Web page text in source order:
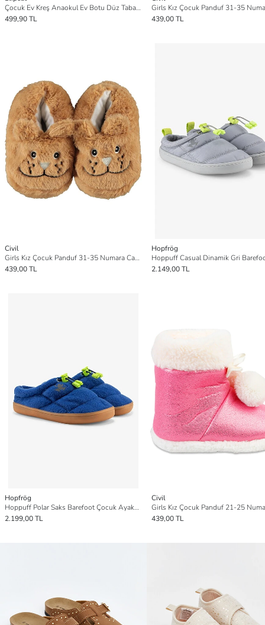
Çocuk Ev Kreş Anaokul Ev Botu Düz Taban Mevsimlik
499,90 TL
Girls Kız Çocuk Panduf 31-35
439,00 TL
Civil
Girls Kız Çocuk Panduf 31-35 Numara Camel
439,00 TL
Hopfrög
2.149,00 TL
Hopfrög
Hoppuff Polar Saks Barefoot Çocuk Ayakkabı
2.199,00 TL
Civil
439,00 TL